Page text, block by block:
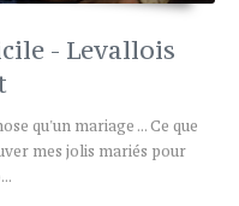
- Levallois
qu'un mariage ... Ce que
mes jolis mariés pour